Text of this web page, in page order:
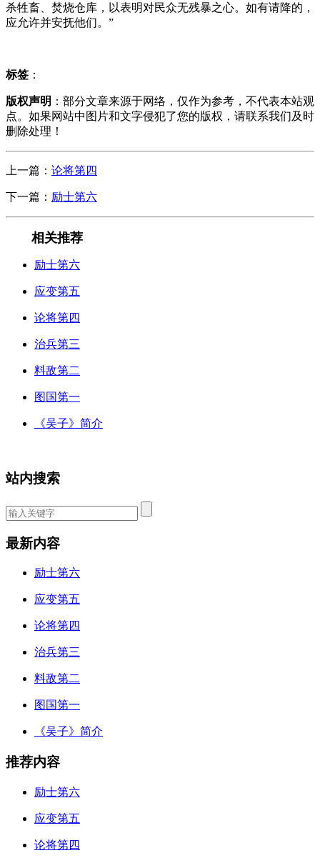
杀牲畜、焚烧仓库，以表明对民众无残暴之心。如有请降的，
应允许并安抚他们。”
标签 ：
版权声明 ：部分文章来源于网络，仅作为参考，不代表本站观
点。如果网站中图片和文字侵犯了您的版权，请联系我们及时
删除处理！
上一篇： 论将第四
下一篇： 励士第六
相关推荐
励士第六
应变第五
论将第四
治兵第三
料敌第二
图国第一
《吴子》简介
站内搜索
最新内容
励士第六
应变第五
论将第四
治兵第三
料敌第二
图国第一
《吴子》简介
推荐内容
励士第六
应变第五
论将第四